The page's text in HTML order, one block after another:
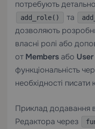
потребують
add_role() та
дозволяють
власні ролі або
от Members або
функціональність
необхідності писати
Приклад додавання
Редактора через